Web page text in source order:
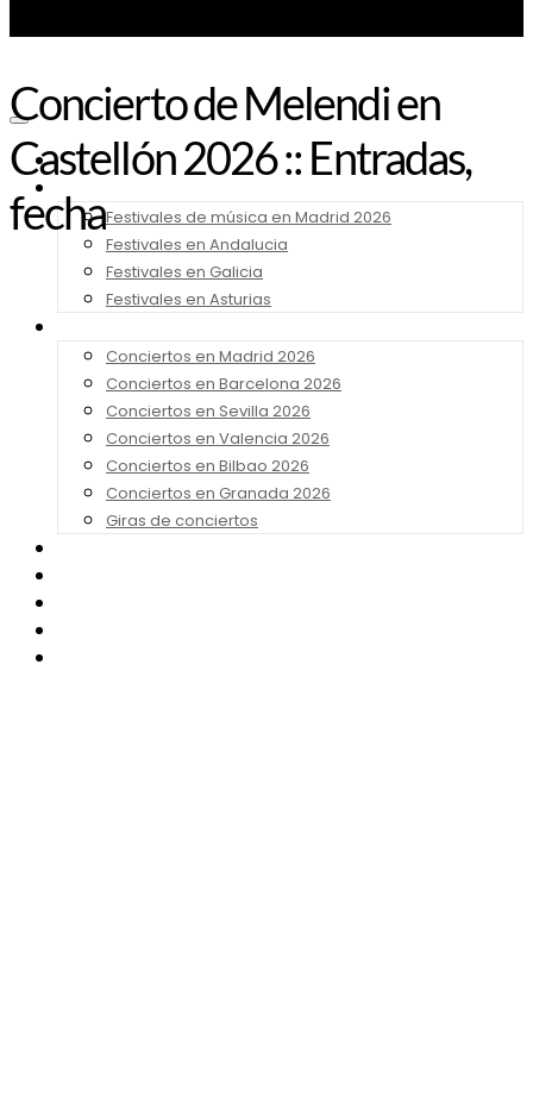
Noticias
Festivales de música en Madrid 2026
Festivales en Andalucia
Festivales en Galicia
Festivales en Asturias
Conciertos en Madrid 2026
Conciertos en Barcelona 2026
Conciertos en Sevilla 2026
Conciertos en Valencia 2026
Conciertos en Bilbao 2026
Conciertos en Granada 2026
Giras de conciertos
Concierto de Melendi en
Castellón 2026 :: Entradas,
fecha